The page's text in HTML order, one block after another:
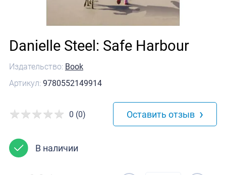
Издательство: Book
Артикул: 9780552149914
Danielle Steel: Safe Harbour
В наличии
0 (0) Оставить отзыв ›